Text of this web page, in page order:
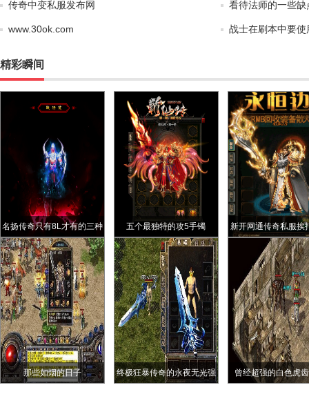
传奇中变私服发布网 看待法师的一些缺
www.30ok.com 战士在刷本中要
精彩瞬间
名扬传奇只有8L才有的三种
绝版套装超强实力独一档
五个最独特的攻5手镯 新开网通传奇私服挨
士左复活右护身战士
掉血
那些如烟的日子 终极狂暴传奇的永夜无光强 曾经超强的白色虎